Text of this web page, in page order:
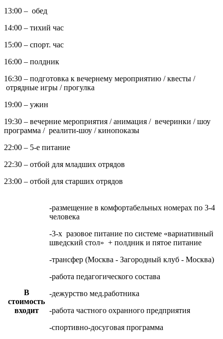
13:00 – обед
14:00 – тихий час
15:00 – спорт. час
16:00 – полдник
16:30 – подготовка к вечернему мероприятию / квесты /
отрядные игры / прогулка
19:00 – ужин
19:30 – вечерние мероприятия / анимация / вечеринки / шоу
программа / реалити-шоу / кинопоказы
22:00 – 5-е питание
22:30 – отбой для младших отрядов
23:00 – отбой для старших отрядов
В
стоимость
входит
-размещение в комфортабельных номерах по 3-4
человека
-3-х разовое питание по системе «вариативный
шведский стол» + полдник и пятое питание
-трансфер (Москва - Загородный клуб - Москва)
-работа педагогического состава
-дежурство мед.работника
-работа частного охранного предприятия
-спортивно-досуговая программа